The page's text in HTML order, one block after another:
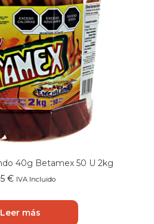
40g Betamex 50 U 2kg
€ IVA Incluido
Leer más